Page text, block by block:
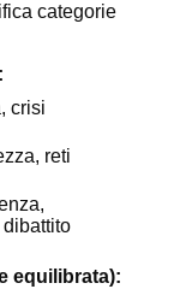
categorie
crisi
reti
equilibrata):